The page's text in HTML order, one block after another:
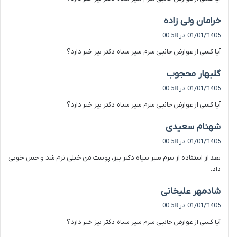
خرامان ولی زاده
ف
:
01/01/1405 در 00:58
آیا کسی از عوارض جانبی سرم سیر سیاه دکتر بیز خبر دارد؟
گلبهار محجوب
ف
:
01/01/1405 در 00:58
آیا کسی از عوارض جانبی سرم سیر سیاه دکتر بیز خبر دارد؟
شهنام سعیدی
ف
:
01/01/1405 در 00:58
بعد از استفاده از سرم سیر سیاه دکتر بیز، پوست من خیلی نرم شد و حس خوبی
داد.
شادمهر علیخانی
:
01/01/1405 در 00:58
آیا کسی از عوارض جانبی سرم سیر سیاه دکتر بیز خبر دارد؟